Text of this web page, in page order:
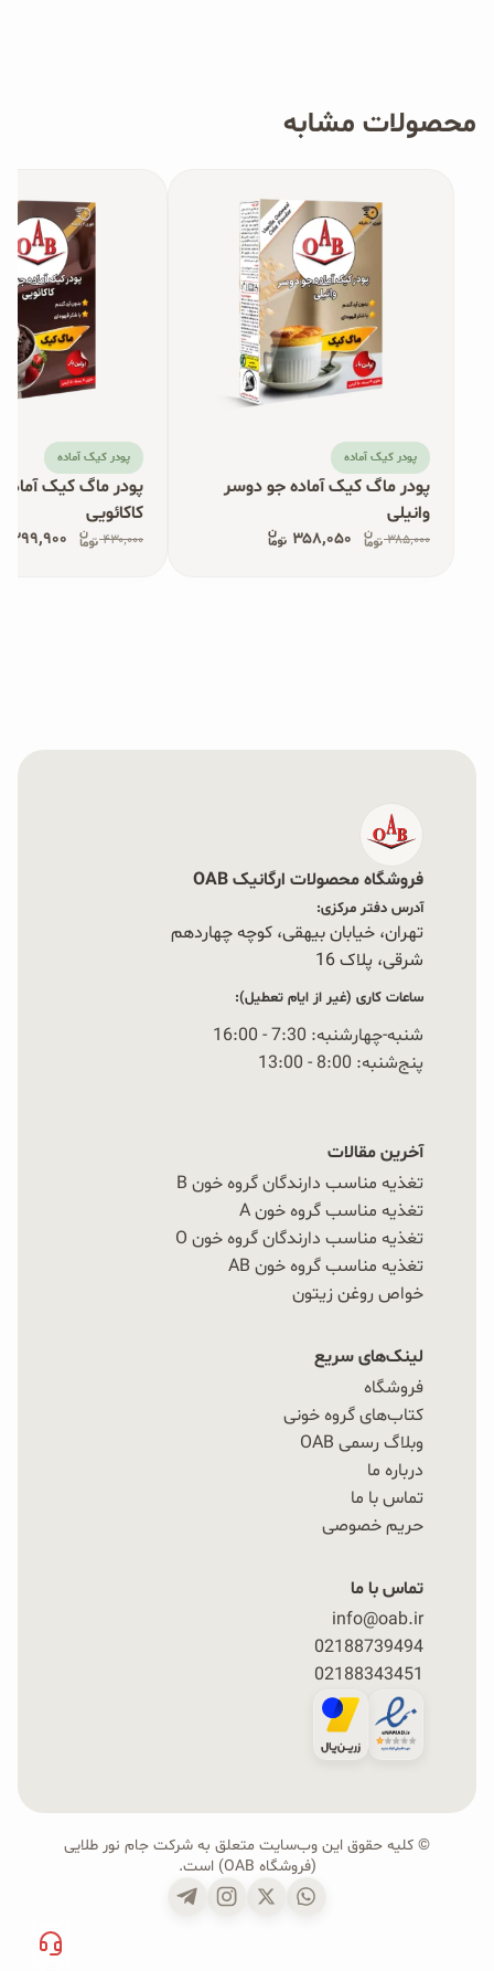
محصولات مشابه
پودر کیک آماده
پودر ماگ کیک آماده جو دوسر
وانیلی
۳۸۵٬۰۰۰ ۳۵۸٬۰۵۰
پودر کیک آماده
پودر ماگ کیک
کاکائویی
۴۳۰٬۰۰۰ ۳۹۹٬۹۰۰
فروشگاه محصولات ارگانیک OAB
آدرس دفتر مرکزی:
تهران، خیابان بیهقی، کوچه چهاردهم
شرقی، پلاک 16‭
ساعات کاری (غیر از ایام تعطیل):
شنبه-چهارشنبه: 7:30 - 16:00
پنج‌شنبه: 8:00 - 13:00
آخرین مقالات
تغذیه مناسب دارندگان گروه خون B
تغذیه مناسب گروه خون A
تغذیه مناسب دارندگان گروه خون O
تغذیه مناسب گروه خون AB
خواص روغن زیتون
لینک‌های سریع
فروشگاه
کتاب‌های گروه خونی
وبلاگ رسمی OAB
درباره ما
تماس با ما
حریم خصوصی
تماس با ما
info@oab.ir
02188739494
02188343451
© کلیه حقوق این وب‌سایت متعلق به شرکت جام نور طلایی
(فروشگاه OAB) است.